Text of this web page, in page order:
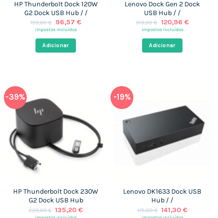
HP Thunderbolt Dock 120W
G2 Dock USB Hub / /
199,00€
O
preço
era:
199,00 €.
96,57 €O
impostos incluídos
Adicionar
Lenovo Dock Gen 2 Dock
USB Hub / /
319,00€ O
preço
era:
319,00 €.
120,96 €O
impostos incluídos
Adicionar
-39%
HP Thunderbolt Dock 230W
G2 Dock USB Hub
220,00€ O
preço
135,20€O
-19%
Lenovo DK1633 Dock USB
Hub / /
175,00€ O
preço
141,30€O